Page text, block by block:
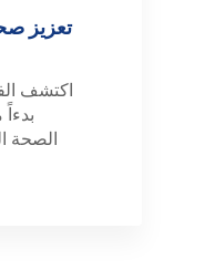
تعزيز
اكتشف
الصحة